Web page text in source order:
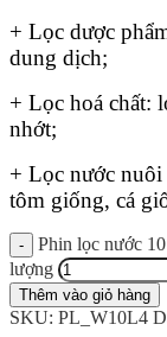
+ Lọc dược
dung dịch;
+ Lọc hoá chất:
nhớt;
+ Lọc nước
tôm giống, cá
Phin lọc nước
lượng
Thêm vào giỏ hàng
SKU: PL_W10L4